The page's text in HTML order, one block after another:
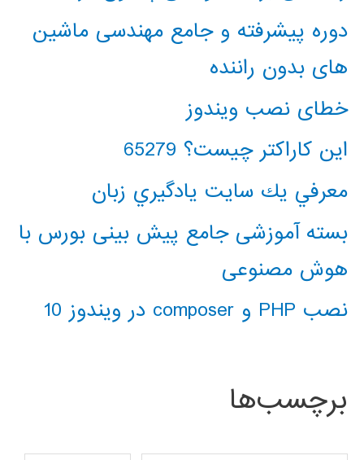
دوره پیشرفته و جامع مهندسی ماشین
های بدون راننده
خطای نصب ویندوز
این کاراکتر چیست؟ 65279
معرفي يك سايت يادگيري زبان
بسته آموزشی جامع پیش بینی بورس با
هوش مصنوعی
نصب PHP و composer در ویندوز 10
برچسب‌ها